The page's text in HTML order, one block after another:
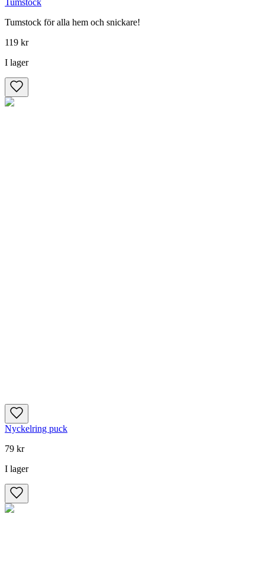
Tumstock
Tumstock för alla hem och snickare!
119 kr
I lager
Nyckelring puck
79 kr
I lager